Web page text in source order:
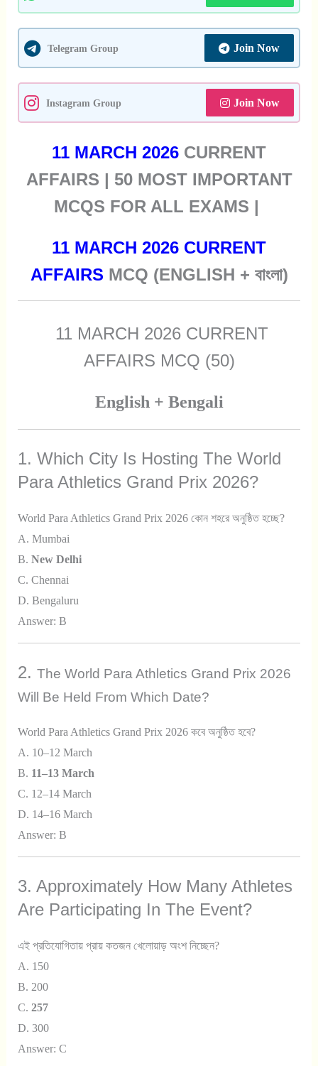
Telegram Group Join Now
Instagram Group Join Now
11 MARCH 2026 CURRENT
AFFAIRS | 50 MOST IMPORTANT
MCQS FOR ALL EXAMS |
11 MARCH 2026 CURRENT
AFFAIRS MCQ (ENGLISH + বাংলা)
11 MARCH 2026 CURRENT
AFFAIRS MCQ (50)
English + Bengali
1. Which City Is Hosting The World
Para Athletics Grand Prix 2026?
World Para Athletics Grand Prix 2026 কোন শহরে অনুষ্ঠিত হচ্ছে?
A. Mumbai
B. New Delhi
C. Chennai
D. Bengaluru
Answer: B
2. The World Para Athletics Grand Prix 2026
Will Be Held From Which Date?
World Para Athletics Grand Prix 2026 কবে অনুষ্ঠিত হবে?
A. 10–12 March
B. 11–13 March
C. 12–14 March
D. 14–16 March
Answer: B
3. Approximately How Many Athletes
Are Participating In The Event?
এই প্রতিযোগিতায় প্রায় কতজন খেলোয়াড় অংশ নিচ্ছেন?
A. 150
B. 200
C. 257
D. 300
Answer: C